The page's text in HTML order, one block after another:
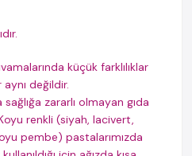
küçük farklılıklar
değildir.
zararlı olmayan gıda
renkli (siyah, lacivert,
pembe) pastalarımızda